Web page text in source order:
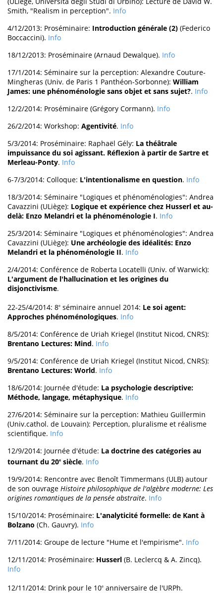
Smith, "Realism in perception". Info
4/12/2013: Proséminaire: Introduction générale (2) (Federico
Boccaccini). Info
18/12/2013: Proséminaire (Arnaud Dewalque). Info
17/1/2014: Séminaire sur la perception: Alexandre Couture-
Mingheras (Univ. de Paris 1 Panthéon-Sorbonne): William
James: une phénoménologie sans objet et sans sujet?. Info
12/2/2014: Proséminaire (Grégory Cormann). Info
26/2/2014: Workshop: Agentivité. Info
5/3/2014: Proséminaire: Raphaël Gély: La théâtrale
impuissance du soi agissant. Réflexion à partir de Sartre et
Merleau-Ponty. Info
6-7/3/2014: Colloque: L'intentionalisme en question. Info
18/3/2014: Séminaire "Logiques et phénoménologies": Andrea
Cavazzini (ULiège): Logique et expérience chez Husserl et au-
delà: Enzo Melandri et la phénoménologie I. Info
25/3/2014: Séminaire "Logiques et phénoménologies": Andrea
Cavazzini (ULiège): Une archéologie des idéalités: Enzo
Melandri et la phénoménologie II. Info
2/4/2014: Conférence de Roberta Locatelli (Univ. of Warwick):
L'argument de l'hallucination et les origines du
disjonctivisme.
22-25/4/2014: 8e séminaire annuel 2014: Le soi agent:
Approches phénoménologiques. Info
8/5/2014: Conférence de Uriah Kriegel (Institut Nicod, CNRS):
Brentano Lectures: Mind. Info
9/5/2014: Conférence de Uriah Kriegel (Institut Nicod, CNRS):
Brentano Lectures: World. Info
18/6/2014: Journée d'étude: La psychologie descriptive:
Méthode, langage, métaphysique. Info
27/6/2014: Séminaire sur la perception: Mathieu Guillermin
(Univ.cathol. de Louvain): Perception, pluralisme et réalisme
scientifique. Info
12/9/2014: Journée d'étude: La doctrine des catégories au
tournant du 20e siècle. Info
19/9/2014: Rencontre avec Benoît Timmermans (ULB) autour
de son ouvrage Histoire philosophique de l'algèbre moderne: Les
origines romantiques de la pensée abstraite. Info
15/10/2014: Proséminaire: L'analyticité formelle: de Kant à
Bolzano (Ch. Gauvry). Info
7/11/2014: Groupe de lecture "Hume et l'empirisme". Info
12/11/2014: Proséminaire: Husserl (B. Leclercq & A. Zincq).
Info
12/11/2014: Drink pour le 10e anniversaire de l'URPh.